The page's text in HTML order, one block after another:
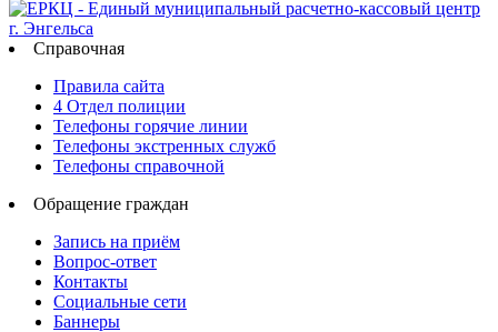
Справочная
Правила сайта
4 Отдел полиции
Телефоны горячие линии
Телефоны экстренных служб
Телефоны справочной
Обращение граждан
Запись на приём
Вопрос-ответ
Контакты
Социальные сети
Баннеры